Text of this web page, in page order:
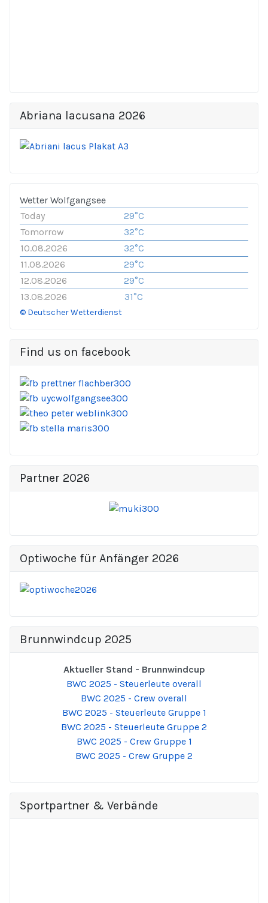
Abriana lacusana 2026
Wetter Wolfgangsee
Today
29°C
Tomorrow
32°C
10.08.2026
32°C
11.08.2026
29°C
12.08.2026
29°C
13.08.2026
31°C
© Deutscher Wetterdienst
Find us on facebook
Partner 2026
Optiwoche für Anfänger 2026
Brunnwindcup 2025
Aktueller Stand - Brunnwindcup
BWC 2025 - Steuerleute overall
BWC 2025 - Crew overall
BWC 2025 - Steuerleute Gruppe 1
BWC 2025 - Steuerleute Gruppe 2
BWC 2025 - Crew Gruppe 1
BWC 2025 - Crew Gruppe 2
Sportpartner & Verbände